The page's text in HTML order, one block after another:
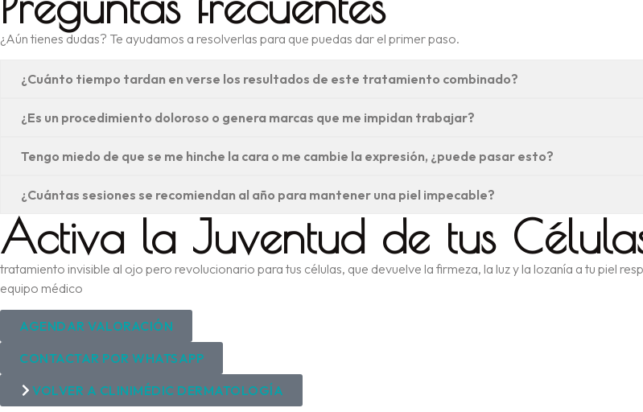
¿Aún tienes dudas? Te ayudamos a resolverlas para que puedas dar el primer paso.
¿Cuánto tiempo tardan en verse los resultados de este tratamiento combinado?
¿Es un procedimiento doloroso o genera marcas que me impidan trabajar?
Tengo miedo de que se me hinche la cara o me cambie la expresión, ¿puede pasar esto?
¿Cuántas sesiones se recomiendan al año para mantener una piel impecable?
Activa la Juventud de tus
tratamiento invisible al ojo pero revolucionario para tus células, que devuelve la firmeza, la luz y la lozanía a tu piel
equipo médico
AGENDAR VALORACIÓN
CONTACTAR POR WHATSAPP
VOLVER A CLINIMÉDIC DERMATOLOGÍA